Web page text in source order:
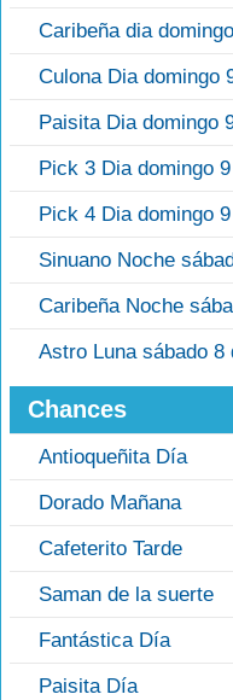
Caribeña dia
Culona Dia domingo
Paisita Dia domingo
Pick 3 Dia domingo
Pick 4 Dia domingo
Sinuano Noche
Caribeña Noche
Astro Luna sábado 8
Chances
Antioqueñita Día
Dorado Mañana
Cafeterito Tarde
Saman de la suerte
Fantástica Día
Paisita Día